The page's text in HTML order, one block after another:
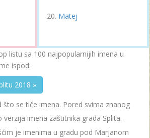
Matej
listu sa 100 najpopularnijih imena u
ispod:
2018 »
što se tiče imena. Pored svima znanog
verzija imena zaštitnika grada Splita -
je imenima u gradu pod Marjanom